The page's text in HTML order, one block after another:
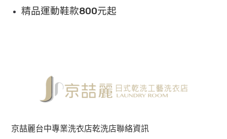
精品運動鞋款800元起
京喆麗台中專業洗衣店乾洗店聯絡資訊